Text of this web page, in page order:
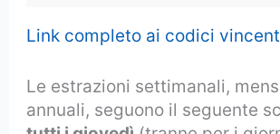
Link completo ai codici
Le estrazioni settimanali,
annuali, seguono il seguente